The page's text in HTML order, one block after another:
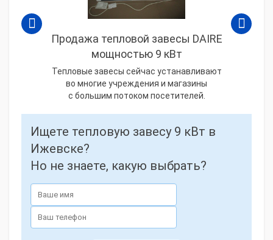
Продажа тепловой завесы DAIRE
мощностью 9 кВт
Тепловые завесы сейчас устанавливают
во многие учреждения и магазины
с большим потоком посетителей.
Ищете тепловую завесу 9 кВт в
Ижевске?
Но не знаете, какую выбрать?